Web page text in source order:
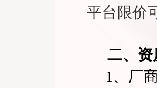
平台限价
二、资
1、厂